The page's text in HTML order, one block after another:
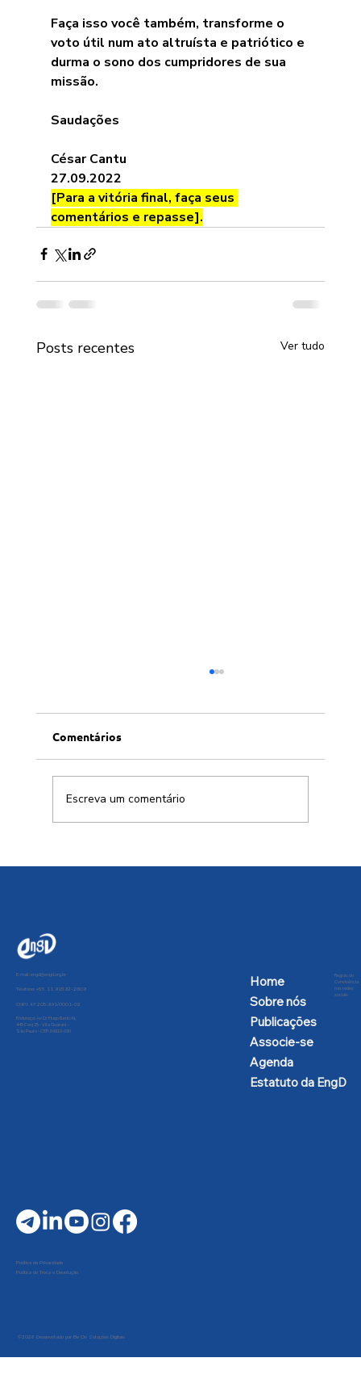
Faça isso você também, transforme o
voto útil num ato altruísta e patriótico e
durma o sono dos cumpridores de sua
missão.
Saudações
César Cantu
27.09.2022
[Para a vitória final, faça seus
comentários e repasse].
Posts recentes Ver tudo
Comentários
Escreva um comentário
E-mail:engd@engd.org.br
Telefone: +55 11 91592-2809
CNPJ: 47.205.991/0001-02
Endereço: Av Dr Hugo Beolchi,
445 Conj 25 - Vila Guarani -
São Paulo - CEP: 04310-030
Home
Sobre nós
Publicações
Associe-se
Agenda
Estatuto da EngD
Regras de
Convivência
nas redes
sociais
Política de Privacidade
Política de Troca e Devolução
©2026 Desenvolvido por Be On Soluções Digitais